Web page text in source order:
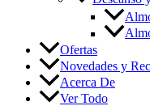
Ofertas
Novedades y
Acerca De
Ver Todo